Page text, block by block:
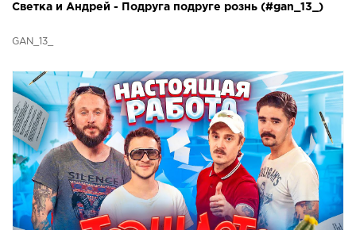
Светка и Андрей - Подруга подруге рознь (#gan_13_)
GAN_13_